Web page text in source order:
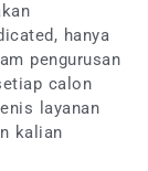
hanya
pengurusan
calon
layanan
kalian